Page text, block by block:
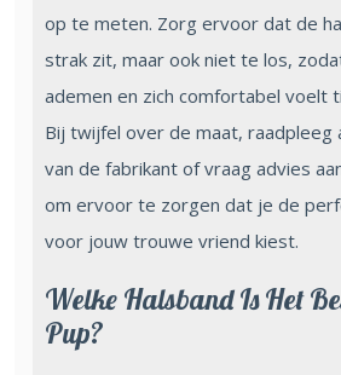
op te meten. Zorg ervoor dat de
strak zit, maar ook niet te los,
ademen en zich comfortabel voelt
Bij twijfel over de maat, raadpleeg
van de fabrikant of vraag advies
om ervoor te zorgen dat je de
voor jouw trouwe vriend kiest.
Welke Halsband Is Het
Pup?